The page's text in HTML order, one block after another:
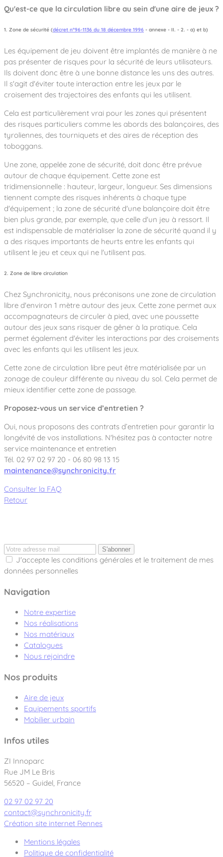
Qu'est-ce que la circulation libre au sein d'une aire de jeux ?
1. Zone de sécurité (décret n°96-1136 du 18 décembre 1996 - annexe - II. - 2. - a) et b)
Les équipement de jeu doivent être implantés de manière à ne
pas présenter de risques pour la sécurité de leurs utilisateurs.
Ils doivent donc être à une bonne distance les uns des autres.
Il s'agit d'éviter toute interaction entre les jeux par le
croisement des trajectoires des enfants qui les utilisent.
Cela est particulièrement vrai pour les zones qui présentent
des risques particuliers comme les abords des balançoires, des
tyroliennes, des tourniquets et des aires de réception des
toboggans.
Une zone, appelée zone de sécurité, doit donc être prévue
autour de chaque équipement. Cette zone est
tridimensionnelle : hauteur, largeur, longueur. Ses dimensions
tiennent compte des risques inhérents à chaque type
d'équipement ; la zone de sécurité d'une balançoire doit être
bien plus grande, par exemple, que celle d'un jeu à ressort. Il
est indispensable de matérialiser la zone de sécurité quand il y
a des risques importants de heurts entre les enfants qui
utilisent le jeu et ceux qui ne l'utilisent pas.
2. Zone de libre circulation
Chez Synchronicity, nous préconisons une zone de circulation
libre d'environ 1 mètre autour des jeux. Cette zone permet aux
accompagnateurs de circuler à pied, avec une poussette
autour des jeux sans risquer de gêner à la pratique. Cela
permet également d'éviter les interactions par des croisements
avec les enfants qui les utilisent les jeux.
Cette zone de circulation libre peut être matérialisée par un
zonage de couleur différente au niveau du sol. Cela permet de
mieux identifier cette zone de passage.
Proposez-vous un service d’entretien ?
Oui, nous proposons des contrats d’entretien pour garantir la
longévité de vos installations. N'hésitez pas à contacter notre
service maintenance et entretien
Tél. 02 97 02 97 20 - 06 80 98 13 15
maintenance@synchronicity.fr
Consulter la FAQ
Retour
S'abonner
J'accepte les conditions générales et le traitement de mes
données personnelles
Navigation
Notre expertise
Nos réalisations
Nos matériaux
Catalogues
Nous rejoindre
Nos produits
Aire de jeux
Equipements sportifs
Mobilier urbain
Infos utiles
ZI Innoparc
Rue JM Le Bris
56520 – Guidel, France
02 97 02 97 20
contact@synchronicity.fr
Création site internet Rennes
Mentions légales
Politique de confidentialité